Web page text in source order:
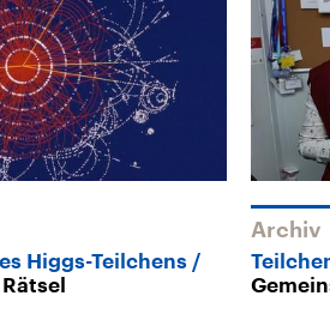
Higgs-Teilchens
Archiv